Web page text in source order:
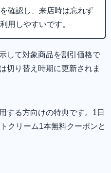
確認し、来店時は忘れず
用しやすいです。
して対象商品を割引価格で
切り替え時期に更新されま
する方向けの特典です。1日
クリーム1本無料クーポンと